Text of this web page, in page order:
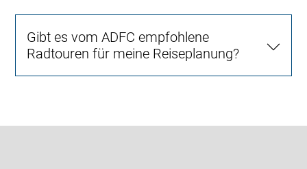
Gibt es vom ADFC empfohlene
Radtouren für meine Reiseplanung?